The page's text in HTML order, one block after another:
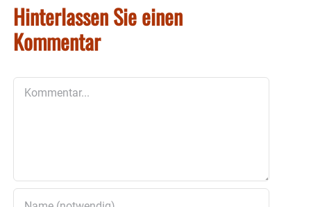
Hinterlassen Sie einen
Kommentar